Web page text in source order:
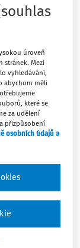
stohu
stav
25
v praxi
úroveň
stránek. Mezi
vyhledávání,
abychom měli
které se
za udělení
přizpůsobení
osobních údajů a